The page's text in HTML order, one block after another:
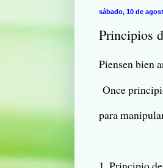
sábado, 10 de
Principios
Piensen bien
Once
para